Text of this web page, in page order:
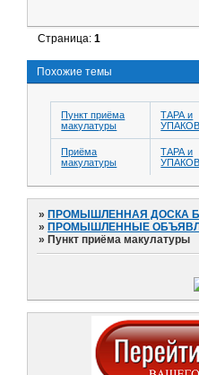
Страница:1
Похожие темы
Пункт приёма
макулатуры
ТАРА и
Приёма
макулатуры
ТАРА и
»ПРОМЫШЛЕННАЯ ДОСКА
»ПРОМЫШЛЕННЫЕ
»Пункт приёма макулатуры